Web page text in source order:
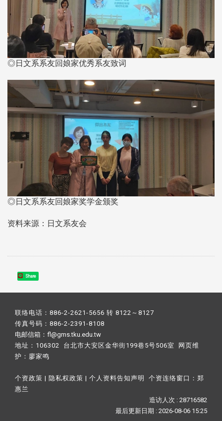
◎日文系系友回娘家优秀系友致词
◎日文系系友回娘家奖学金颁奖
资料来源：日文系友会
Share
联络电话：886-2-2621-5656 转 8122～8127
传真号码：886-2-2391-8108
电邮信箱：fl@gms.tku.edu.tw
地址：106302 台北市大安区金华街199巷5号506室 网页维
护： 廖家鸣​
个资政策 | 隐私权政策 | 个人资料告知声明 个资连络窗口： 郑
惠兰
造访人次 : 28716582
最后更新日期 :2026-08-06 15:25